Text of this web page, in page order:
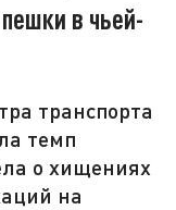
в чьей-
транспорта
темп
о хищениях
на